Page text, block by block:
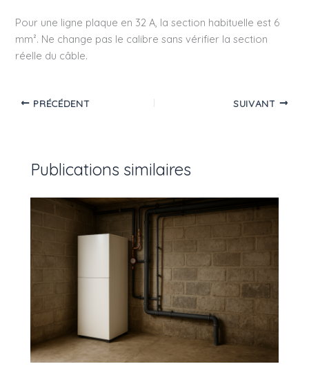
Pour une ligne plaque en 32 A, la section habituelle est 6
mm². Ne change pas le calibre sans vérifier la section
réelle du câble.
PRÉCÉDENT SUIVANT
Publications similaires